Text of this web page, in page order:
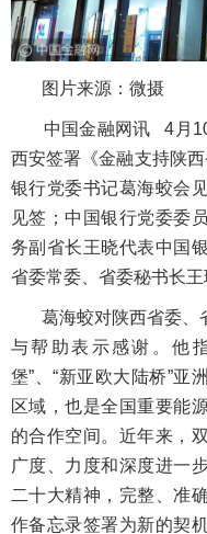
图片来源：微摄
中国金融网讯4月
西安签署《金融支持陕
银行党委书记葛海蛟会
见签；中国银行党委委
务副省长王晓代表中国
省委常委、省委秘书长王
葛海蛟对陕西省委、
与帮助表示感谢。他
堡”、“新亚欧大陆桥”亚
区域，也是全国重要能
的合作空间。近年来，
广度、力度和深度进一
二十大精神，完整、准
作备忘录签署为新的契